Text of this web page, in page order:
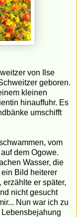
von Ilse
geboren.
kleinen
hinauffuhr. Es
umschifft
vom
dem Ogowe.
Wasser, die
Bild heiterer
er später,
nicht gesucht
Nun war ich zu